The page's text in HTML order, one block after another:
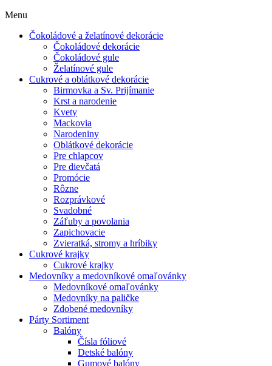
Menu
Čokoládové a želatínové dekorácie
Čokoládové dekorácie
Čokoládové gule
Želatínové gule
Cukrové a oblátkové dekorácie
Birmovka a Sv. Prijímanie
Krst a narodenie
Kvety
Mackovia
Narodeniny
Oblátkové dekorácie
Pre chlapcov
Pre dievčatá
Promócie
Rôzne
Rozprávkové
Svadobné
Záľuby a povolania
Zapichovacie
Zvieratká, stromy a hríbiky
Cukrové krajky
Cukrové krajky
Medovníky a medovníkové omaľovánky
Medovníkové omaľovánky
Medovníky na paličke
Zdobené medovníky
Párty Sortiment
Balóny
Čísla fóliové
Detské balóny
Gumové balóny